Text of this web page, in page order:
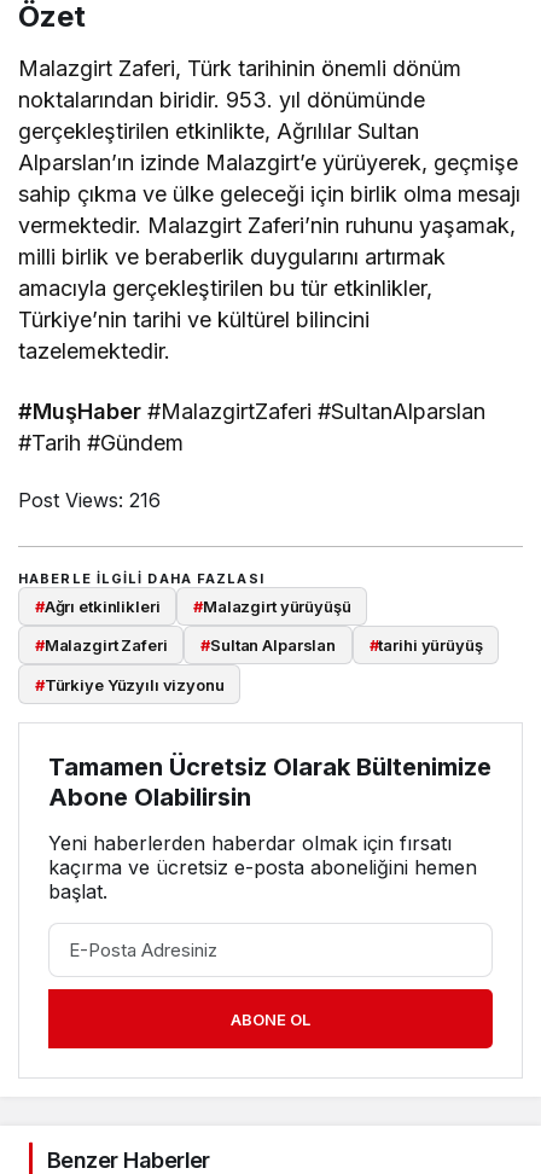
Özet
Malazgirt Zaferi, Türk tarihinin önemli dönüm
noktalarından biridir. 953. yıl dönümünde
gerçekleştirilen etkinlikte, Ağrılılar Sultan
Alparslan’ın izinde Malazgirt’e yürüyerek, geçmişe
sahip çıkma ve ülke geleceği için birlik olma mesajı
vermektedir. Malazgirt Zaferi’nin ruhunu yaşamak,
milli birlik ve beraberlik duygularını artırmak
amacıyla gerçekleştirilen bu tür etkinlikler,
Türkiye’nin tarihi ve kültürel bilincini
tazelemektedir.
#MuşHaber #MalazgirtZaferi #SultanAlparslan
#Tarih #Gündem
Post Views: 216
HABERLE ILGILI DAHA FAZLASI
#Ağrı etkinlikleri #Malazgirt yürüyüşü
#Malazgirt Zaferi #Sultan Alparslan #tarihi yürüyüş
#Türkiye Yüzyılı vizyonu
Tamamen Ücretsiz Olarak Bültenimize
Abone Olabilirsin
Yeni haberlerden haberdar olmak için fırsatı
kaçırma ve ücretsiz e-posta aboneliğini hemen
başlat.
ABONE OL
Benzer Haberler